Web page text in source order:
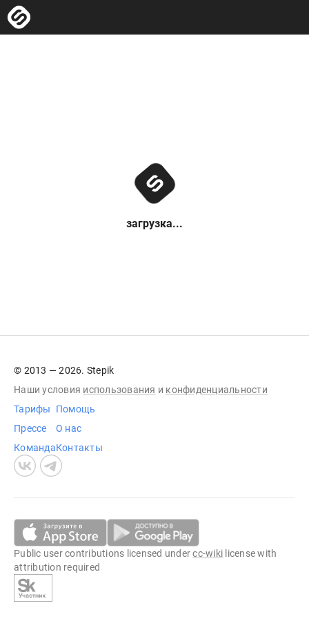
загрузка...
© 2013 — 2026. Stepik
Наши условия использования и конфиденциальности
Тарифы
Прессе
Команда
Помощь
О нас
Контакты
Public user contributions licensed undercc-wiki license with
attribution required